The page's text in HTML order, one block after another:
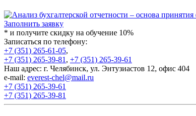
Заполнить заявку
* и получите скидку на обучение 10%
Записаться по телефону:
+7 (351) 265-61-05,
+7 (351) 265-39-81 , +7 (351) 265-39-61
Наш адрес: г. Челябинск, ул. Энтузиастов 12, офис 404
e-mail: everest-chel@mail.ru
+7 (351) 265-39-61
+7 (351) 265-39-81